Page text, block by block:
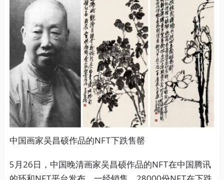
中国画家吴昌硕作品的NFT下跌售罄
5月26日，中国晚清画家吴昌硕作品的NFT在中国腾讯